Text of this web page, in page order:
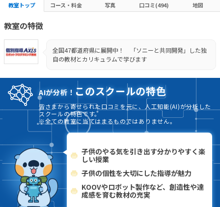
教室トップ コース・料金 写真 口コミ(494) 地図
教室の特徴
全国47都道府県に展開中！ 「ソニーと共同開発」した独
自の教材とカリキュラムで学びます
AIが分析！ このスクールの特色
皆さまから寄せられた口コミを元に、人工知能(AI)が分析した
スクールの特色です。
※全ての教室に当てはまるものではありません。
子供のやる気を引き出す分かりやすく楽
しい授業
子供の個性を大切にした指導が魅力
KOOVやロボット製作など、創造性や達
成感を育む教材の充実